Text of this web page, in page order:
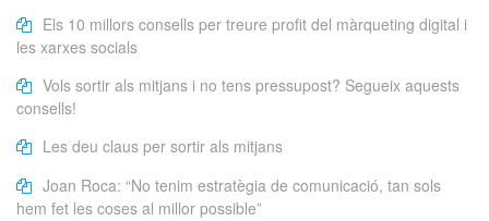
Els 10 millors consells per treure profit del màrqueting digital i
les xarxes socials
Vols sortir als mitjans i no tens pressupost? Segueix aquests
consells!
Les deu claus per sortir als mitjans
Joan Roca: “No tenim estratègia de comunicació, tan sols
hem fet les coses al millor possible”